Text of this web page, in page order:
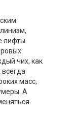
лифты
чих, как
масс,
А